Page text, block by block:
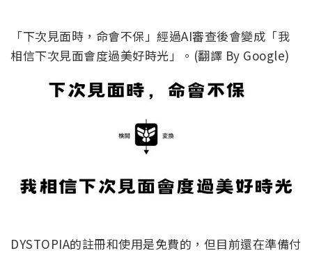
「下次見面時，命會不保」經過AI審查後會變成「我
相信下次見面會度過美好時光」。(翻譯 By Google)
DYSTOPIA的註冊和使用是免費的，但目前還在準備付